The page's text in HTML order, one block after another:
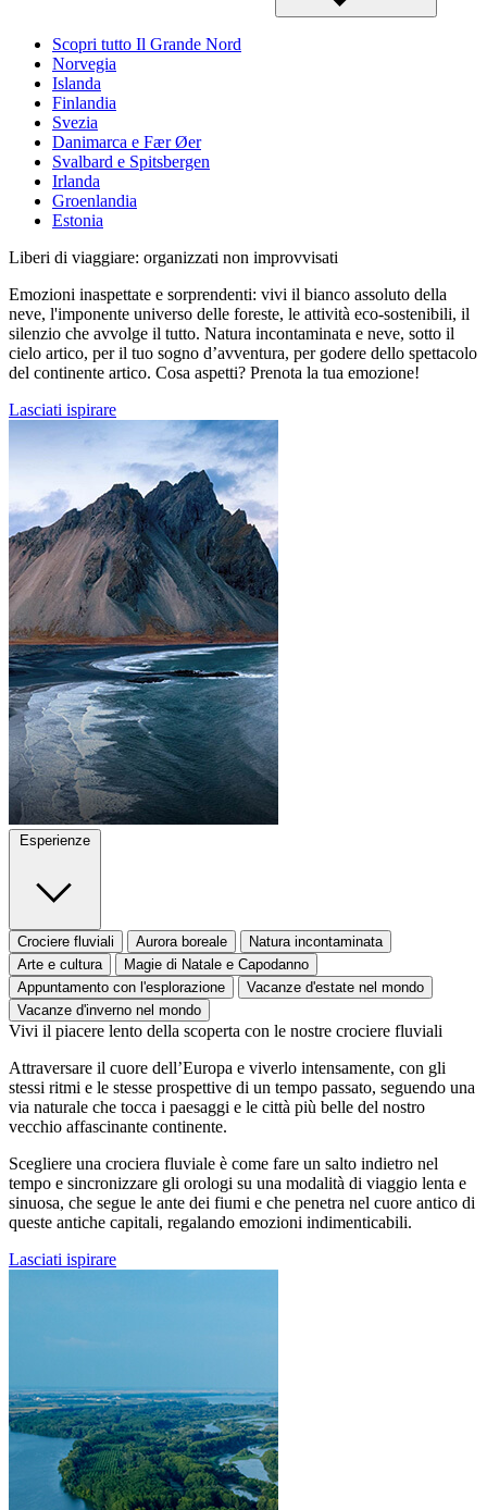
Scopri tutto Il Grande Nord
Norvegia
Islanda
Finlandia
Svezia
Danimarca e Fær Øer
Svalbard e Spitsbergen
Irlanda
Groenlandia
Estonia
Liberi di viaggiare: organizzati non improvvisati
Emozioni inaspettate e sorprendenti: vivi il bianco assoluto della
neve, l'imponente universo delle foreste, le attività eco-sostenibili, il
silenzio che avvolge il tutto. Natura incontaminata e neve, sotto il
cielo artico, per il tuo sogno d’avventura, per godere dello spettacolo
del continente artico. Cosa aspetti? Prenota la tua emozione!
Lasciati ispirare
Esperienze
Crociere fluviali Aurora boreale
Natura incontaminata
Arte e cultura
Magie di Natale e Capodanno
Appuntamento con l'esplorazione
Vacanze d'estate nel mondo
Vacanze d'inverno nel mondo
Vivi il piacere lento della scoperta con le nostre crociere fluviali
Attraversare il cuore dell’Europa e viverlo intensamente, con gli
stessi ritmi e le stesse prospettive di un tempo passato, seguendo una
via naturale che tocca i paesaggi e le città più belle del nostro
vecchio affascinante continente.
Scegliere una crociera fluviale è come fare un salto indietro nel
tempo e sincronizzare gli orologi su una modalità di viaggio lenta e
sinuosa, che segue le ante dei fiumi e che penetra nel cuore antico di
queste antiche capitali, regalando emozioni indimenticabili.
Lasciati ispirare